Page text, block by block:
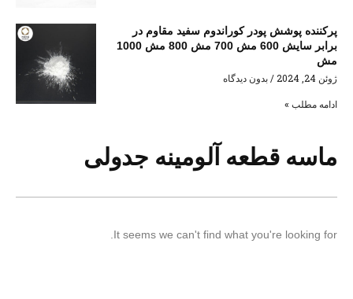
پرکننده پوشش پودر کوراندوم سفید مقاوم در
برابر سایش 600 مش 700 مش 800 مش 1000
مش
ژوئن 24, 2024
بدون دیدگاه
ادامه مطلب »
ماسه قطعه آلومینه جدولی
It seems we can't find what you're looking for.